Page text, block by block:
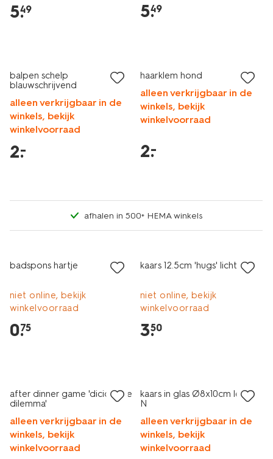
5.
49 5.
49
balpen schelp
blauwschrijvend
alleen verkrijgbaar in de
winkels, bekijk
winkelvoorraad
2.
–
haarklem hond
alleen verkrijgbaar in de
winkels, bekijk
winkelvoorraad
2.
–
afhalen in 500+ HEMA winkels
badspons hartje
niet online, bekijk
winkelvoorraad
0.
75
kaars 12.5cm 'hugs' lichtgeel
niet online, bekijk
winkelvoorraad
3.
50
after dinner game 'dicide the
dilemma'
alleen verkrijgbaar in de
winkels, bekijk
winkelvoorraad
kaars in glas Ø8x10cm letter
N
alleen verkrijgbaar in de
winkels, bekijk
winkelvoorraad